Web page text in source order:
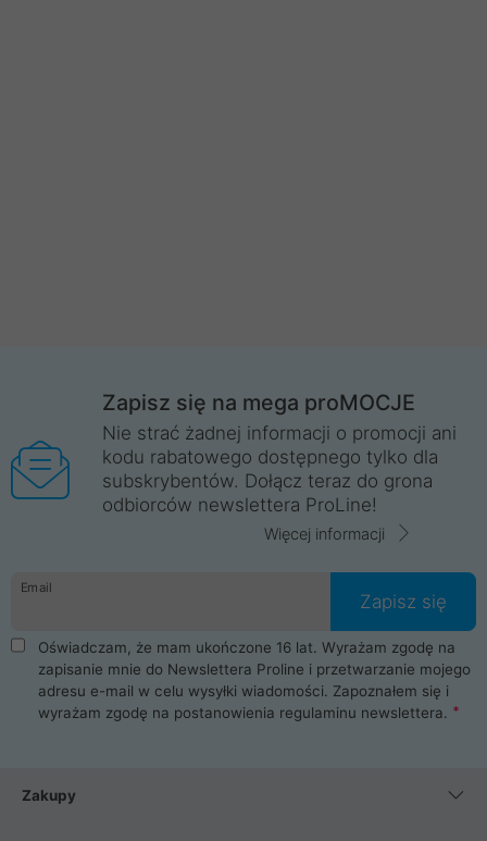
Zapisz się na mega proMOCJE
Nie strać żadnej informacji o promocji ani
kodu rabatowego dostępnego tylko dla
subskrybentów. Dołącz teraz do grona
odbiorców newslettera ProLine!
Więcej informacji
Email
Zapisz się
Oświadczam, że mam ukończone 16 lat. Wyrażam zgodę na
zapisanie mnie do Newslettera Proline i przetwarzanie mojego
adresu e-mail w celu wysyłki wiadomości. Zapoznałem się i
wyrażam zgodę na postanowienia regulaminu newslettera.
Zakupy